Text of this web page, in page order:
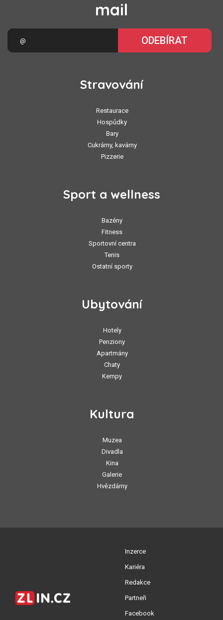
mail
ODEBÍRAT
Stravování
Restaurace
Hospůdky
Bary
Cukrárny, kavárny
Pizzerie
Sport a wellness
Bazény
Fitness
Sportovní centra
Tenis
Ostatní sporty
Ubytování
Hotely
Penziony
Apartmány
Chaty
Kempy
Kultura
Muzea
Divadla
Kina
Galerie
Hvězdárny
Inzerce
Kariéra
Redakce
Partneři
Facebook